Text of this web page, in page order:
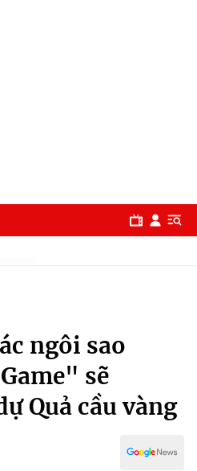
ngôi sao
sẽ
Quả cầu vàng